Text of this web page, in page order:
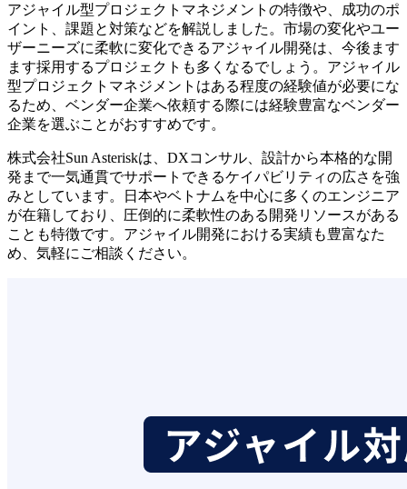
アジャイル型プロジェクトマネジメントの特徴や、成功のポ
イント、課題と対策などを解説しました。市場の変化やユー
ザーニーズに柔軟に変化できるアジャイル開発は、今後ます
ます採用するプロジェクトも多くなるでしょう。アジャイル
型プロジェクトマネジメントはある程度の経験値が必要にな
るため、ベンダー企業へ依頼する際には経験豊富なベンダー
企業を選ぶことがおすすめです。
株式会社Sun Asteriskは、DXコンサル、設計から本格的な開
発まで一気通貫でサポートできるケイパビリティの広さを強
みとしています。日本やベトナムを中心に多くのエンジニア
が在籍しており、圧倒的に柔軟性のある開発リソースがある
ことも特徴です。アジャイル開発における実績も豊富なた
め、気軽にご相談ください。